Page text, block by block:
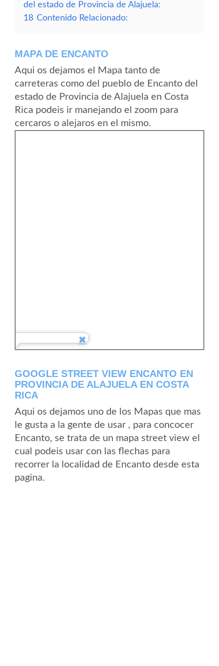
del estado de Provincia de Alajuela:
18 Contenido Relacionado:
MAPA DE ENCANTO
Aqui os dejamos el Mapa tanto de
carreteras como del pueblo de Encanto del
estado de Provincia de Alajuela en Costa
Rica podeis ir manejando el zoom para
cercaros o alejaros en el mismo.
GOOGLE STREET VIEW ENCANTO EN
PROVINCIA DE ALAJUELA EN COSTA
RICA
Aqui os dejamos uno de los Mapas que mas
le gusta a la gente de usar , para concocer
Encanto, se trata de un mapa street view el
cual podeis usar con las flechas para
recorrer la localidad de Encanto desde esta
pagina.